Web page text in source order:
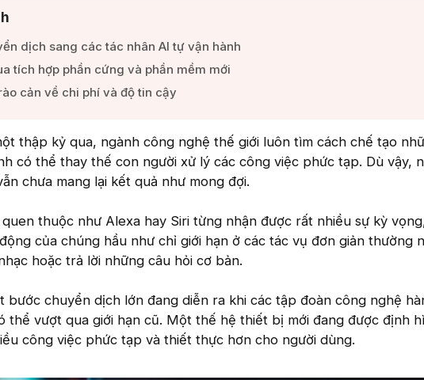
dịch sang các tác nhân AI tự vận hành​
tích hợp phần cứng và phần mềm mới​
cản về chi phí và độ tin cậy​
thập kỷ qua, ngành công nghệ thế giới luôn tìm cách chế tạo
có thể thay thế con người xử lý các công việc phức tạp. Dù vậy,
chưa mang lại kết quả như mong đợi.
thuộc như Alexa hay Siri từng nhận được rất nhiều sự kỳ
của chúng hầu như chỉ giới hạn ở các tác vụ đơn giản thường
hoặc trả lời những câu hỏi cơ bản.
bước chuyển dịch lớn đang diễn ra khi các tập đoàn công nghệ
thể vượt qua giới hạn cũ. Một thế hệ thiết bị mới đang được định
công việc phức tạp và thiết thực hơn cho người dùng.